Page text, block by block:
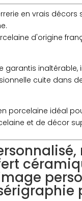
en vrais
d'origine
garantis
cuite dans
porcelaine idéal
et de décor